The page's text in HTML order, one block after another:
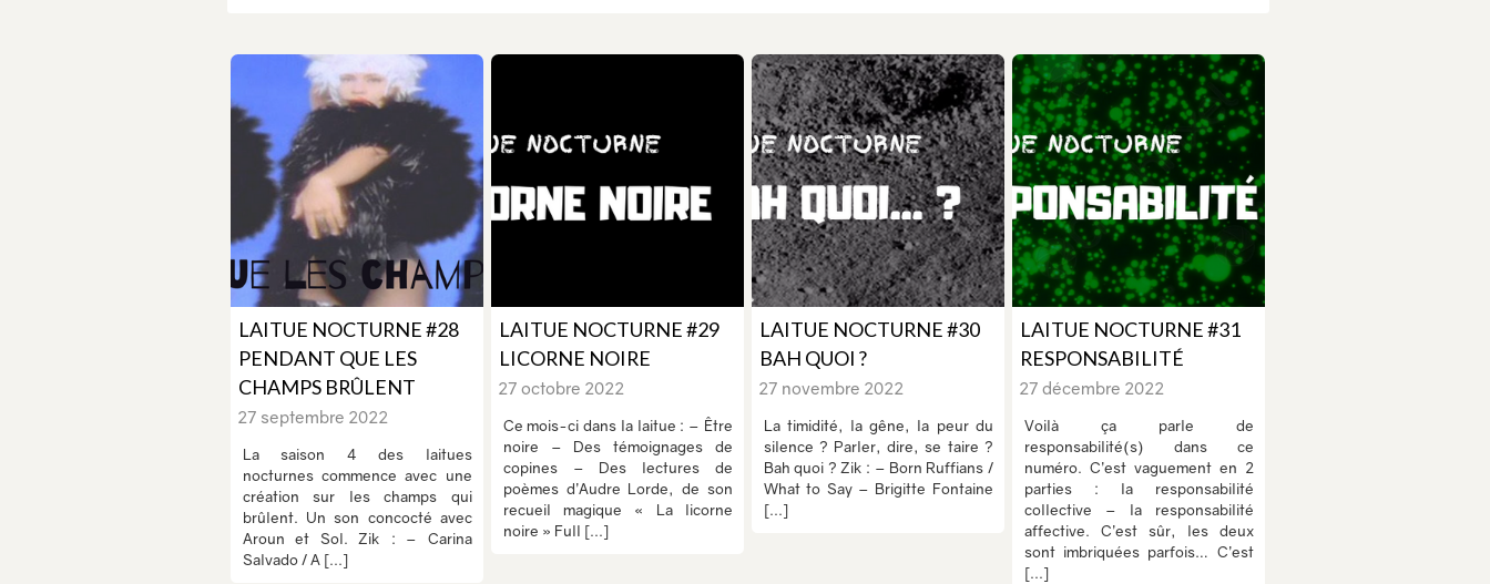
LAITUE NOCTURNE #28
PENDANT QUE LES
CHAMPS BRÛLENT
27 septembre 2022
La saison 4 des laitues
nocturnes commence avec une
création sur les champs qui
brûlent. Un son concocté avec
Aroun et Sol. Zik : – Carina
Salvado / A [...]
LAITUE NOCTURNE #29
LICORNE NOIRE
27 octobre 2022
Ce mois-ci dans la laitue : – Être
noire – Des témoignages de
copines – Des lectures de
poèmes d’Audre Lorde, de son
recueil magique « La licorne
noire » Full [...]
LAITUE NOCTURNE #30
BAH QUOI ?
27 novembre 2022
La timidité, la gêne, la peur du
silence ? Parler, dire, se taire ?
Bah quoi ? Zik : – Born Ruffians /
What to Say – Brigitte Fontaine
[...]
LAITUE NOCTURNE #31
RESPONSABILITÉ
27 décembre 2022
Voilà ça parle de
responsabilité(s) dans ce
numéro. C’est vaguement en 2
parties : la responsabilité
collective – la responsabilité
affective. C’est sûr, les deux
sont imbriquées parfois… C’est
[...]